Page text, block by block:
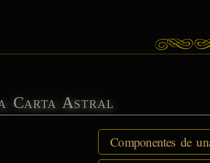
Carta Astral
Componentes de